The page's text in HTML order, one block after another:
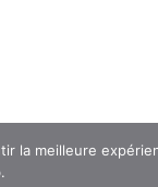
la meilleure